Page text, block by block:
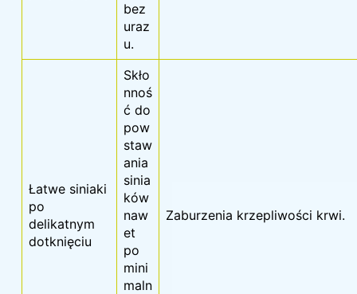
bez
uraz
u.
Łatwe siniaki
po
delikatnym
dotknięciu
Skło
nnoś
ć do
pow
staw
ania
sinia
ków
naw
et
po
mini
maln
Zaburzenia krzepliwości krwi.